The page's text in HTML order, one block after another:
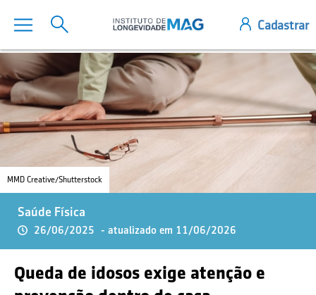
MMD Creative/Shutterstock
Saúde Física
26/06/2025 - atualizado em 11/06/2026
Queda de idosos exige atenção e